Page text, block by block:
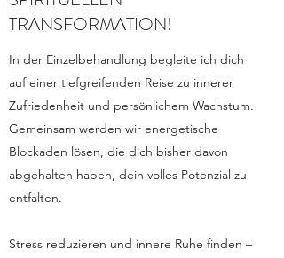
TRANSFORMATION!
In der Einzelbehandlung begleite ich dich
auf einer tiefgreifenden Reise zu innerer
Zufriedenheit und persönlichem Wachstum.
Gemeinsam werden wir energetische
Blockaden lösen, die dich bisher davon
abgehalten haben, dein volles Potenzial zu
entfalten.
Stress reduzieren und innere Ruhe finden –